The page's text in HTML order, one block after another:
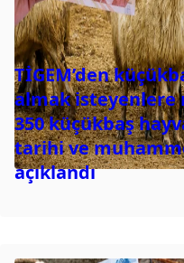
TİGEM’den
almak isteyenlere
350 küçükbaş
tarihi ve
açıklandı